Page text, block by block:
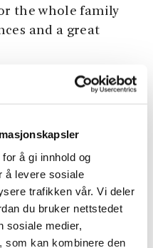
å gi innhold og
å levere sosiale
trafikken vår. Vi deler
du bruker nettstedet
sosiale medier,
som kan kombinere den
the whole family
and a great